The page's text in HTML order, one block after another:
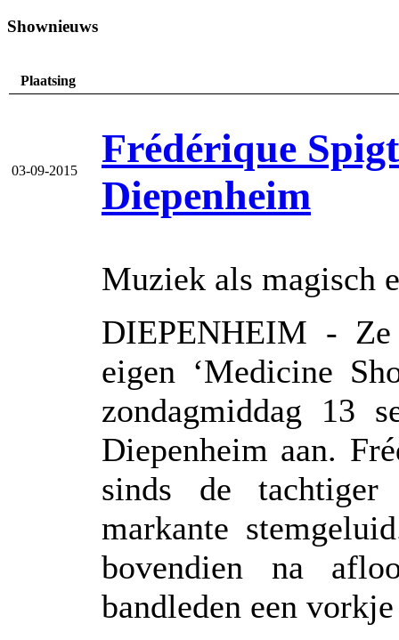
Shownieuws
Plaatsing
03-09-2015
Frédérique
Diepenheim
Muziek als magisch
DIEPENHEIM -
eigen ‘Medicine
zondagmiddag 13
Diepenheim aan.
sinds de
markante
bovendien na
bandleden een